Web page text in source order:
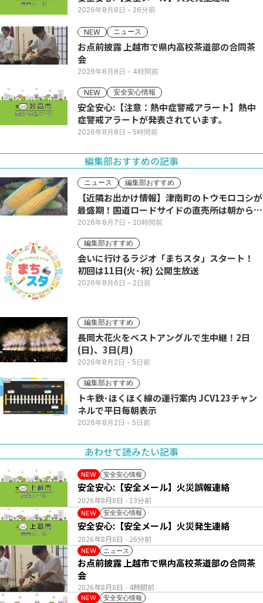
2026年8月8日 - 26分前
NEW ニュース
お点前披露 上越市で県内高校茶道部の合同茶
会
2026年8月8日 - 4時間前
NEW 安全安心情報
安全安心:【注意：熱中症警戒アラート】熱中
症警戒アラートが発表されています。
2026年8月8日 - 5時間前
編集部おすすめの記事
ニュース 編集部おすすめ
【近隣お出かけ情報】津南町のトウモロコシが
最盛期！国道ロードサイドの直売所は朝から長
い列
2026年8月7日 - 20時間前
編集部おすすめ
会いに行けるラジオ「まちスタ」スタート！
初回は11日(火･祝) 公開生放送
2026年8月6日 - 2日前
編集部おすすめ
長岡大花火をベストアングルで生中継！2日
(日)、3日(月)
2026年8月2日 - 5日前
編集部おすすめ
トキ鉄･ほくほく線の運行案内 JCV123チャン
ネルで平日毎朝表示
2026年8月2日 - 5日前
あわせて読みたい記事
NEW 安全安心情報
2026年8月8日 - 13分前
安全安心:【安全メール】火災誤報連絡
NEW 安全安心情報
2026年8月8日 - 26分前
安全安心:【安全メール】火災発生連絡
NEW ニュース
2026年8月8日 - 4時間前
お点前披露 上越市で県内高校茶道部の合同茶
会
NEW 安全安心情報